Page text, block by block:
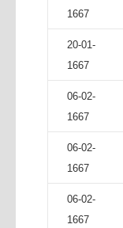
1667
20-01-
1667
06-02-
1667
06-02-
1667
06-02-
1667